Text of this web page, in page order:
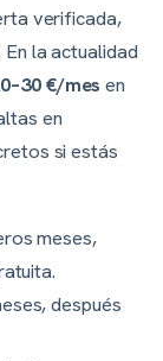
verificada,
la actualidad
€/mes en
en
si estás
meses,
después